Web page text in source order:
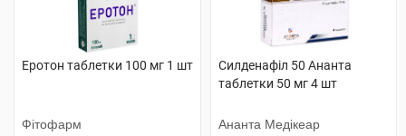
Еротон таблетки 100 мг 1 шт
Фітофарм
Силденафіл 50 Ананта
таблетки 50 мг 4 шт
Ананта Медікеар